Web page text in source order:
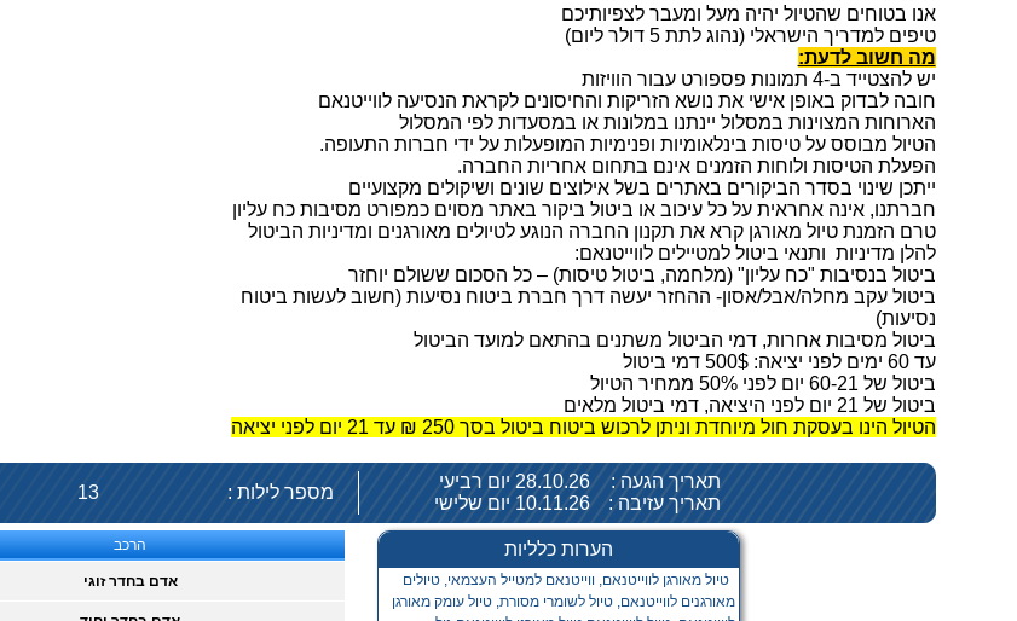
אנו בטוחים שהטיול יהיה מעל ומעבר לצפיותיכם
טיפים למדריך הישראלי (נהוג לתת 5 דולר ליום)
מה חשוב לדעת:
יש להצטייד ב-4 תמונות פספורט עבור הוויזות
חובה לבדוק באופן אישי את נושא הזריקות והחיסונים לקראת הנסיעה לווייטנאם
הארוחות המצוינות במסלול יינתנו במלונות או במסעדות לפי המסלול
הטיול מבוסס על טיסות בינלאומיות ופנימיות המופעלות על ידי חברות התעופה.
הפעלת הטיסות ולוחות הזמנים אינם בתחום אחריות החברה.
ייתכן שינוי בסדר הביקורים באתרים בשל אילוצים שונים ושיקולים מקצועיים
חברתנו, אינה אחראית על כל עיכוב או ביטול ביקור באתר מסוים כמפורט מסיבות כח עליון
טרם הזמנת טיול מאורגן קרא את תקנון החברה הנוגע לטיולים מאורגנים ומדיניות הביטול
להלן מדיניות ותנאי ביטול למטיילים לווייטנאם:
ביטול בנסיבות "כח עליון" (מלחמה, ביטול טיסות) – כל הסכום ששולם יוחזר
ביטול עקב מחלה/אבל/אסון- ההחזר יעשה דרך חברת ביטוח נסיעות (חשוב לעשות ביטוח
נסיעות)
ביטול מסיבות אחרות, דמי הביטול משתנים בהתאם למועד הביטול
עד 60 ימים לפני יציאה: 500$ דמי ביטול
ביטול של 60-21 יום לפני 50% ממחיר הטיול
ביטול של 21 יום לפני היציאה, דמי ביטול מלאים
הטיול הינו בעסקת חול מיוחדת וניתן לרכוש ביטוח ביטול בסך 250 ₪ עד 21 יום לפני יציאה
מספר לילות : 13
תאריך הגעה :
28.10.26 יום רביעי
תאריך עזיבה :
10.11.26 יום שלישי
הרכב
אדם בחדר זוגי
הערות כלליות
טיול מאורגן לווייטנאם, ווייטנאם למטייל העצמאי, טיולים
מאורגנים לווייטנאם, טיול לשומרי מסורת, טיול עומק מאורגן